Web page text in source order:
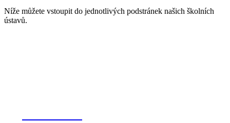
Níže můžete vstoupit do jednotlivých podstránek našich školních
ústavů.